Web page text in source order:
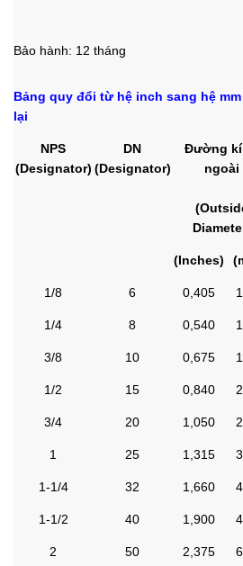
Bảo hành: 12 tháng
Bảng quy đổi từ hệ inch sang hệ
lại
NPS
(Designator)
DN
(Designator)
Đường
ngoài
(Inches)
1/8 6 0,405
1/4 8 0,540
3/8 10 0,675
1/2 15 0,840
3/4 20 1,050
1 25 1,315
1-1/4 32 1,660
1-1/2 40 1,900
2 50 2,375